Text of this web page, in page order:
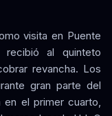
visita en Puente
al quinteto
revancha. Los
gran parte del
en el primer cuarto,